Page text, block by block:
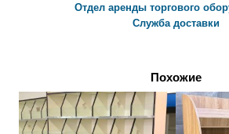
Отдел аренды торгового
Служба доставки
Похожие